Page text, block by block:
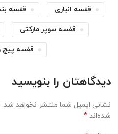
قفسه انباری قفسه
قفسه سوپر مارکتی
قفسه پیچ
دیدگاهتان را بنویسید
نشانی ایمیل شما منتشر نخواهد شد.
شده‌اند *